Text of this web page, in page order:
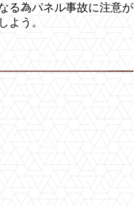
る為パネル事故に注意が
よう。